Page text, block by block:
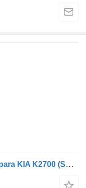
270,Y010108863 caja de cambios para KIA K2700 (SD) | 99 vehículo comercial